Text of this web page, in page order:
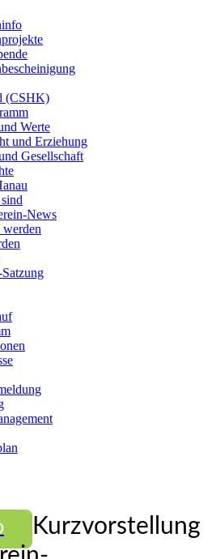
(CSHK)
Werte
und Erziehung
Gesellschaft
News
Kurzvorstellung